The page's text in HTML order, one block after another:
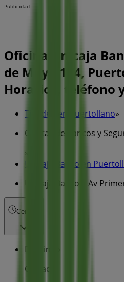
Publicidad
Oficina Unicaja
de Mayo 104,
Horarios, teléfono
Tiendeo en Puertollano»
Ofertas de Bancos y
»
Unicaja Banco en
Unicaja Banco | Av
Cerrado
Domingo
Cerrado